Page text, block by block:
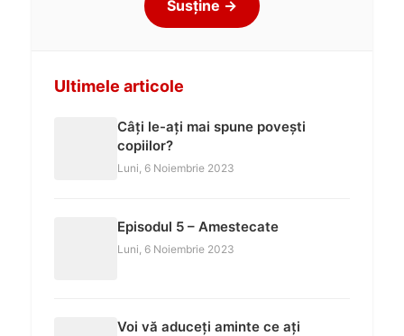
Susține →
Ultimele articole
Câți le-ați mai spune povești
copiilor?
Luni, 6 Noiembrie 2023
Episodul 5 – Amestecate
Luni, 6 Noiembrie 2023
Voi vă aduceți aminte ce ați